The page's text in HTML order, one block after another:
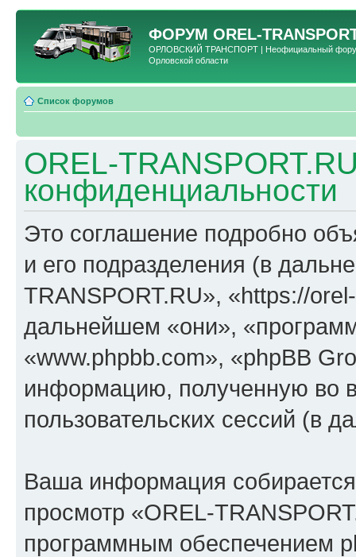
ФОРУМ OREL-
ОРЛОВСКИЙ ТРАНСПОРТ | Неофициальный форум
Орловской области
Список форумов
OREL-
конфиденциальности
Это соглашение подробно
и его подразделения (в
TRANSPORT.RU», «https://
дальнейшем «они»,
«www.phpbb.com», «phpBB
информацию, полученную во
пользовательских сессий (в
Ваша информация
просмотр «OREL-
программным обеспечением